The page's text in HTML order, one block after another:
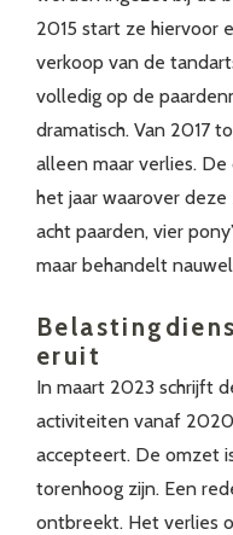
2015 start ze hiervoor
verkoop van de
volledig op de
dramatisch. Van 2017
alleen maar verlies.
het jaar waarover
acht paarden, vier
maar behandelt
eruit
In maart 2023 schrijft
activiteiten vanaf
accepteert. De omzet
torenhoog zijn. Een
ontbreekt. Het verlies